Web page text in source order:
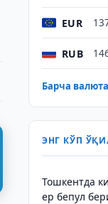
EUR
RUB
Барча
ЭНГ КЎП
Тошкентда
ер бепул